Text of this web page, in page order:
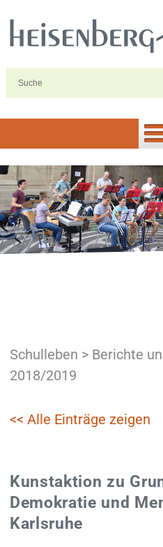
Schulleben > Berichte
2018/2019
<< Alle Einträge zeigen
Kunstaktion zu
Demokratie und
Karlsruhe